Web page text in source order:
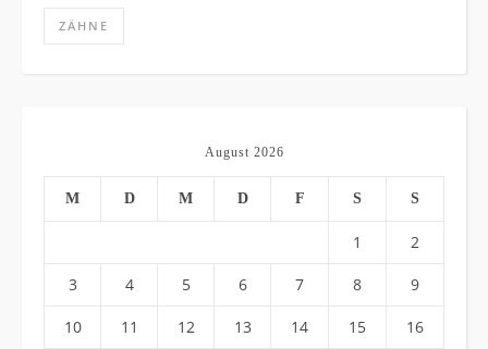
ZÄHNE
August 2026
M D M D F S S
1 2
3 4 5 6 7 8 9
10 11 12 13 14 15 16